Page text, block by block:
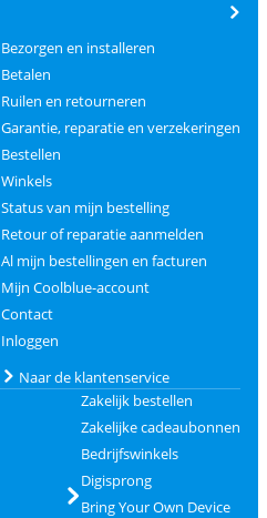
Bezorgen en installeren
Betalen
Ruilen en retourneren
Garantie, reparatie en verzekeringen
Bestellen
Winkels
Status van mijn bestelling
Retour of reparatie aanmelden
Al mijn bestellingen en facturen
Mijn Coolblue-account
Contact
Inloggen
Naar de klantenservice
Zakelijk bestellen
Zakelijke cadeaubonnen
Bedrijfswinkels
Digisprong
Bring Your Own Device